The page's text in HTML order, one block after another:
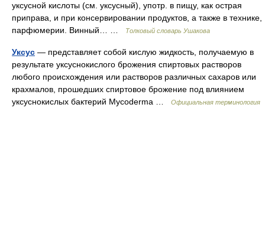
уксусной кислоты (см. уксусный), употр. в пищу, как острая
приправа, и при консервировании продуктов, а также в технике,
парфюмерии. Винный… …
Толковый словарь Ушакова
Уксус — представляет собой кислую жидкость, получаемую в
результате уксуснокислого брожения спиртовых растворов
любого происхождения или растворов различных сахаров или
крахмалов, прошедших спиртовое брожение под влиянием
уксуснокислых бактерий Mycoderma …
Официальная терминология